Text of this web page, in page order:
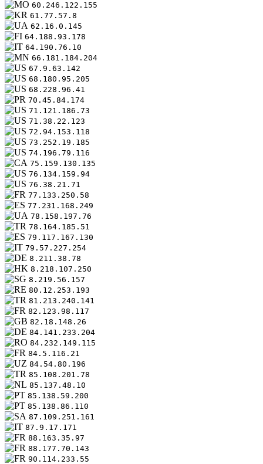
60.246.122.155
61.77.57.8
62.16.0.145
64.188.93.178
64.190.76.10
66.181.184.204
67.9.63.142
68.180.95.205
68.228.96.41
70.45.84.174
71.121.186.73
71.38.22.123
72.94.153.118
73.252.19.185
74.196.79.116
75.159.130.135
76.134.159.94
76.38.21.71
77.133.250.58
77.231.168.249
78.158.197.76
78.164.185.51
79.117.167.130
79.57.227.254
8.211.38.78
8.218.107.250
8.219.56.157
80.12.253.193
81.213.240.141
82.123.98.117
82.18.148.26
84.141.233.204
84.232.149.115
84.5.116.21
84.54.80.196
85.108.201.78
85.137.48.10
85.138.59.200
85.138.86.110
87.109.251.161
87.9.17.171
88.163.35.97
88.177.70.143
90.114.233.55